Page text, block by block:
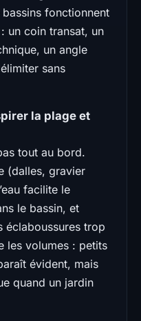
fonctionnent
un coin transat, un
un angle
sans
la plage et
tout au bord.
(dalles, gravier
facilite le
le bassin, et
éclaboussures trop
les volumes : petits
évident, mais
quand un jardin